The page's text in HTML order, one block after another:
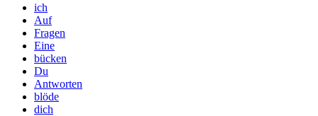
ich
Auf
Fragen
Eine
bücken
Du
Antworten
blöde
dich